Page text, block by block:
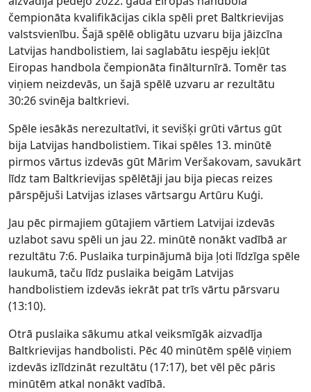
čempionāta kvalifikācijas cikla spēli pret Baltkrievijas
valstsvienību. Šajā spēlē obligātu uzvaru bija jāizcīna
Latvijas handbolistiem, lai saglabātu iespēju iekļūt
Eiropas handbola čempionāta finālturnīrā. Tomēr tas
viņiem neizdevās, un šajā spēlē uzvaru ar rezultātu
30:26 svinēja baltkrievi.
Spēle iesākās nerezultatīvi, it sevišķi grūti vārtus gūt
bija Latvijas handbolistiem. Tikai spēles 13. minūtē
pirmos vārtus izdevās gūt Mārim Veršakovam, savukārt
līdz tam Baltkrievijas spēlētāji jau bija piecas reizes
pārspējuši Latvijas izlases vārtsargu Artūru Kuģi.
Jau pēc pirmajiem gūtajiem vārtiem Latvijai izdevās
uzlabot savu spēli un jau 22. minūtē nonākt vadībā ar
rezultātu 7:6. Puslaika turpinājumā bija ļoti līdzīga spēle
laukumā, taču līdz puslaika beigām Latvijas
handbolistiem izdevās iekrāt pat trīs vārtu pārsvaru
(13:10).
Otrā puslaika sākumu atkal veiksmīgāk aizvadīja
Baltkrievijas handbolisti. Pēc 40 minūtēm spēlē viņiem
izdevās izlīdzināt rezultātu (17:17), bet vēl pēc pāris
minūtēm atkal nonākt vadībā.